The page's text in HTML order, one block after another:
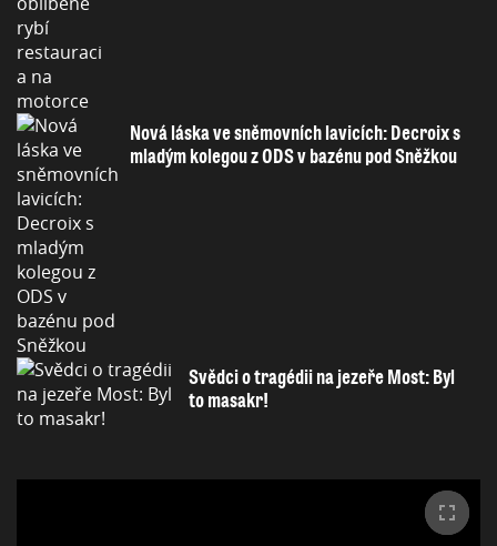
Nová láska ve sněmovních lavicích: Decroix s
mladým kolegou z ODS v bazénu pod Sněžkou
Svědci o tragédii na jezeře Most: Byl
to masakr!